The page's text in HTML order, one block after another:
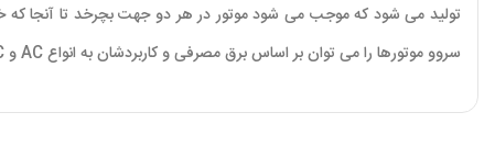
تولید می شود که موجب می شود موتور در هر دو جهت بچرخد تا آنجا
سروو موتورها را می توان بر اساس برق مصرفی و کاربردشان به انواع AC و DC تقسیم کرد.